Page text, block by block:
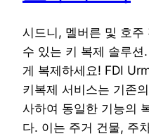
시드니, 멜버른 및 호
수 있는 키 복제 솔루
게 복제하세요! FDI
키복제 서비스는 기존
사하여 동일한 기능의
다. 이는 주거 건물, 주